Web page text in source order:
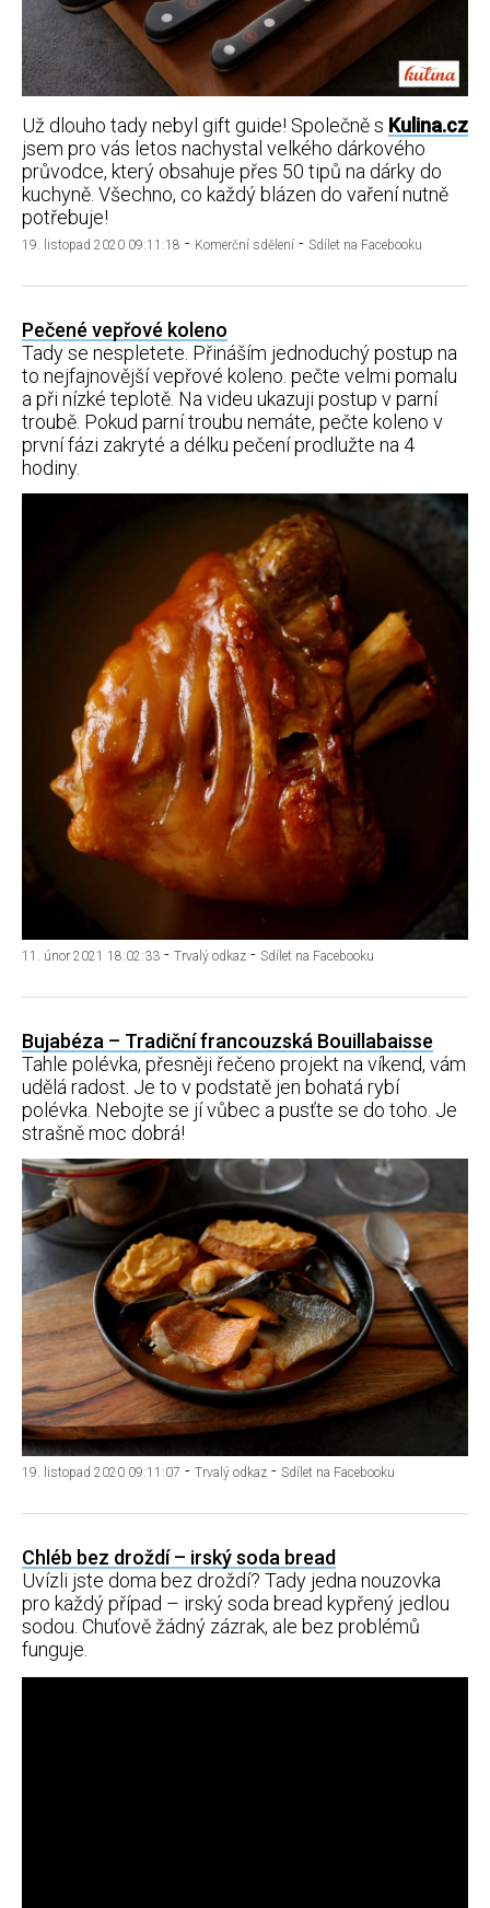
Už dlouho tady nebyl gift guide! Společně s Kulina.cz
jsem pro vás letos nachystal velkého dárkového
průvodce, který obsahuje přes 50 tipů na dárky do
kuchyně. Všechno, co každý blázen do vaření nutně
potřebuje!
19. listopad 2020 09:11:18 - Komerční sdělení - Sdílet na Facebooku
Pečené vepřové koleno
Tady se nespletete. Přináším jednoduchý postup na
to nejfajnovější vepřové koleno. pečte velmi pomalu
a při nízké teplotě. Na videu ukazuji postup v parní
troubě. Pokud parní troubu nemáte, pečte koleno v
první fázi zakryté a délku pečení prodlužte na 4
hodiny.
11. únor 2021 18:02:33 - Trvalý odkaz - Sdílet na Facebooku
Bujabéza – Tradiční francouzská Bouillabaisse
Tahle polévka, přesněji řečeno projekt na víkend, vám
udělá radost. Je to v podstatě jen bohatá rybí
polévka. Nebojte se jí vůbec a pusťte se do toho. Je
strašně moc dobrá!
19. listopad 2020 09:11:07 - Trvalý odkaz - Sdílet na Facebooku
Chléb bez droždí – irský soda bread
Uvízli jste doma bez droždí? Tady jedna nouzovka
pro každý případ – irský soda bread kypřený jedlou
sodou. Chuťově žádný zázrak, ale bez problémů
funguje.